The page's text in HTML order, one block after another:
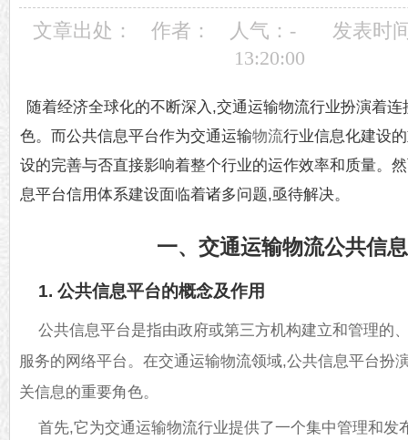
文章出处： 作者： 人气： -
发表时
13:20:00
随着经济全球化的不断深入,交通运输物流行业扮演着
色。而公共信息平台作为交通运输物流行业信息化建设
设的完善与否直接影响着整个行业的运作效率和质量。
息平台信用体系建设面临着诸多问题,亟待解决。
一、交通运输物流公共信
1. 公共信息平台的概念及作用
公共信息平台是指由政府或第三方机构建立和管理的
服务的网络平台。在交通运输物流领域,公共信息平台扮
关信息的重要角色。
首先,它为交通运输物流行业提供了一个集中管理和发